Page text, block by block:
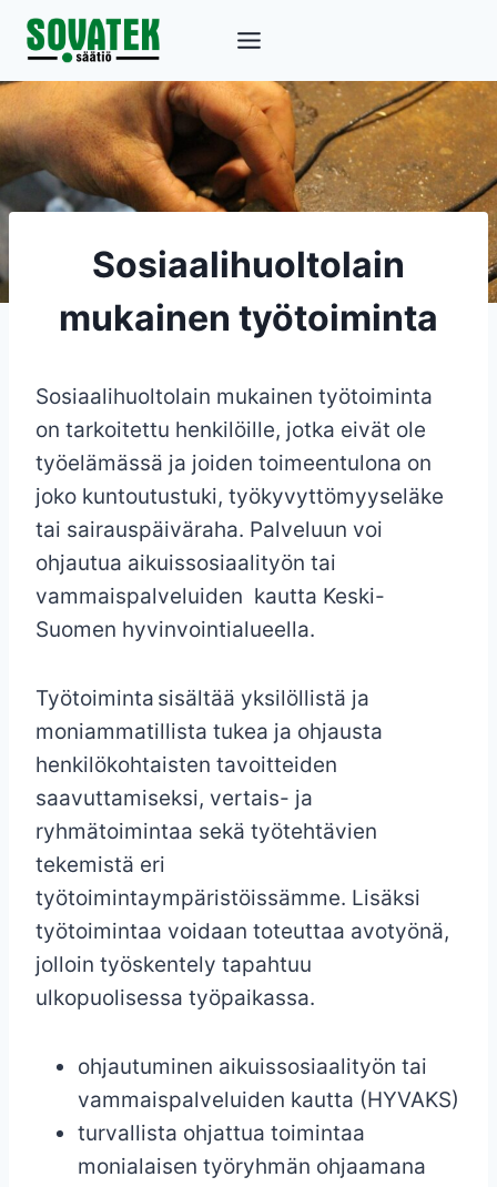
Siirry
sisältöön
Sosiaalihuoltolain
mukainen työtoiminta
Sosiaalihuoltolain mukainen työtoiminta
on tarkoitettu henkilöille, jotka eivät ole
työelämässä ja joiden toimeentulona on
joko kuntoutustuki, työkyvyttömyyseläke
tai sairauspäiväraha. Palveluun voi
ohjautua aikuissosiaalityön tai
vammaispalveluiden kautta Keski-
Suomen hyvinvointialueella.
Työtoiminta sisältää yksilöllistä ja
moniammatillista tukea ja ohjausta
henkilökohtaisten tavoitteiden
saavuttamiseksi, vertais- ja
ryhmätoimintaa sekä työtehtävien
tekemistä eri
työtoimintaympäristöissämme. Lisäksi
työtoimintaa voidaan toteuttaa avotyönä,
jolloin työskentely tapahtuu
ulkopuolisessa työpaikassa.
ohjautuminen aikuissosiaalityön tai
vammaispalveluiden kautta (HYVAKS)
turvallista ohjattua toimintaa
monialaisen työryhmän ohjaamana